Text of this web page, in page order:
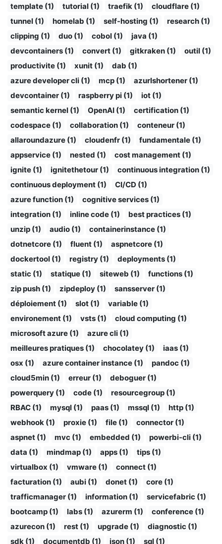
template (1)
tutorial (1) traefik (1)
cloudflare (1)
tunnel (1)
homelab (1) self-hosting (1)
research (1)
clipping (1)
duo (1) cobol (1)
java (1)
devcontainers (1)
convert (1) gitkraken (1)
outil (1)
productivite (1)
xunit (1)
dab (1)
azure developer cli (1)
mcp (1)
azurlshortener (1)
devcontainer (1)
raspberry pi (1)
iot (1)
semantic kernel (1)
OpenAI (1)
certification (1)
codespace (1)
collaboration (1)
conteneur (1)
allaroundazure (1)
cloudenfr (1)
fundamentale (1)
appservice (1)
nested (1)
cost management (1)
ignite (1)
ignitethetour (1)
continuous integration (1)
continuous deployment (1)
CI/CD (1)
azure function (1)
cognitive services (1)
integration (1)
inline code (1)
best practices (1)
unzip (1)
audio (1)
containerinstance (1)
dotnetcore (1)
fluent (1)
aspnetcore (1)
dockertool (1)
registry (1)
deployments (1)
static (1)
statique (1) siteweb (1)
functions (1)
zip push (1)
zipdeploy (1)
sansserver (1)
déploiement (1)
slot (1)
variable (1)
environement (1)
vsts (1)
cloud computing (1)
microsoft azure (1)
azure cli (1)
meilleures pratiques (1)
chocolatey (1)
iaas (1)
osx (1)
azure container instance (1)
pandoc (1)
cloud5min (1)
erreur (1)
deboguer (1)
powerquery (1)
code (1)
resourcegroup (1)
RBAC (1)
mysql (1) paas (1) mssql (1)
http (1)
webhook (1)
proxie (1) file (1)
connector (1)
aspnet (1)
mvc (1) embedded (1)
powerbi-cli (1)
data (1)
mindmap (1) apps (1)
tips (1)
virtualbox (1)
vmware (1)
connect (1)
facturation (1)
aubi (1) donet (1)
core (1)
trafficmanager (1)
information (1)
servicefabric (1)
bootcamp (1)
labs (1) azurerm (1)
conference (1)
azurecon (1)
rest (1) upgrade (1)
diagnostic (1)
sdk (1)
documentdb (1) json (1) sql (1)